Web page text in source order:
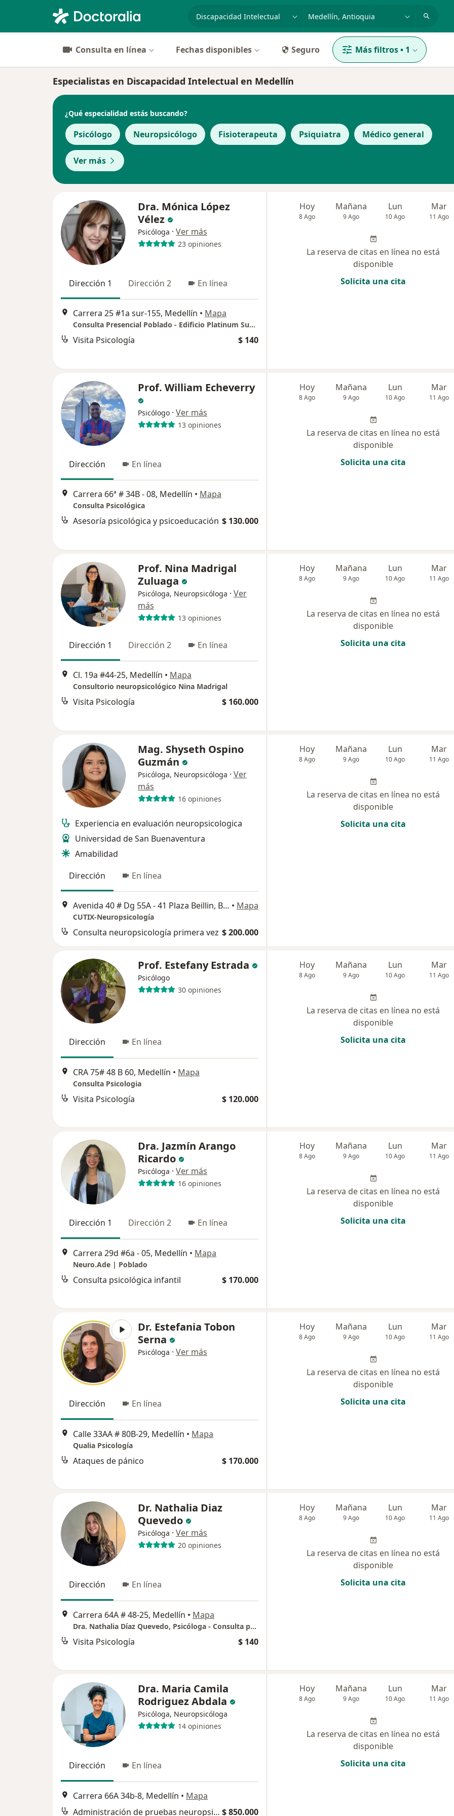
p. ej. Bogotá
Consulta en línea Fechas disponibles Seguro Más filtros• 1
Especialistas en Discapacidad Intelectual en Medellín
¿Qué especialidad estás buscando?
Psicólogo Neuropsicólogo Fisioterapeuta Psiquiatra Médico general
Ver más
Dra. Mónica López
Vélez
Psicóloga · Ver más
23 opiniones
Dirección 1 Dirección 2 En línea
Carrera 25 #1a sur-155, Medellín • Mapa
Consulta Presencial Poblado - Edificio Platinum Superior
Visita Psicología $ 140
Hoy
8 Ago
Mañana
9 Ago
Lun
10 Ago
Mar
11 Ago
La reserva de citas en línea no está
disponible
Solicita una cita
Prof. William Echeverry
Psicólogo · Ver más
13 opiniones
Dirección En línea
Carrera 66ª # 34B - 08, Medellín • Mapa
Consulta Psicológica
Asesoría psicológica y psicoeducación $ 130.000
Hoy
8 Ago
Mañana
9 Ago
Lun
10 Ago
Mar
11 Ago
La reserva de citas en línea no está
disponible
Solicita una cita
Prof. Nina Madrigal
Zuluaga
Psicóloga, Neuropsicóloga · Ver
más
13 opiniones
Dirección 1 Dirección 2 En línea
Cl. 19a #44-25, Medellín • Mapa
Consultorio neuropsicológico Nina Madrigal
Visita Psicología $ 160.000
Hoy
8 Ago
Mañana
9 Ago
Lun
10 Ago
Mar
11 Ago
La reserva de citas en línea no está
disponible
Solicita una cita
Mag. Shyseth Ospino
Guzmán
Psicóloga, Neuropsicóloga · Ver
más
16 opiniones
Experiencia en evaluación neuropsicologica
Universidad de San Buenaventura
Amabilidad
Dirección
En línea
Avenida 40 # Dg 55A - 41 Plaza Beillin, Bello • Mapa
CUTIX-Neuropsicología
Consulta neuropsicología primera vez $ 200.000
Hoy
8 Ago
Mañana
9 Ago
Lun
10 Ago
Mar
11 Ago
La reserva de citas en línea no está
disponible
Solicita una cita
Prof. Estefany Estrada
Psicólogo
30 opiniones
Dirección En línea
CRA 75# 48 B 60, Medellín • Mapa
Consulta Psicologia
Visita Psicología $ 120.000
Hoy
8 Ago
Mañana
9 Ago
Lun
10 Ago
Mar
11 Ago
La reserva de citas en línea no está
disponible
Solicita una cita
Dra. Jazmín Arango
Ricardo
Psicóloga · Ver más
16 opiniones
Dirección 1 Dirección 2 En línea
Carrera 29d #6a - 05, Medellín • Mapa
Neuro.Ade | Poblado
Consulta psicológica infantil $ 170.000
Hoy
8 Ago
Mañana
9 Ago
Lun
10 Ago
Mar
11 Ago
La reserva de citas en línea no está
disponible
Solicita una cita
Dr. Estefania Tobon
Serna
Psicóloga · Ver más
Dirección En línea
Calle 33AA # 80B-29, Medellín • Mapa
Qualia Psicología
Ataques de pánico $ 170.000
Hoy
8 Ago
Mañana
9 Ago
Lun
10 Ago
Mar
11 Ago
La reserva de citas en línea no está
disponible
Solicita una cita
Dr. Nathalia Diaz
Quevedo
Psicóloga · Ver más
20 opiniones
Dirección En línea
Carrera 64A # 48-25, Medellín • Mapa
Dra. Nathalia Díaz Quevedo, Psicóloga - Consulta presencial
Visita Psicología $ 140
Hoy
8 Ago
Mañana
9 Ago
Lun
10 Ago
Mar
11 Ago
La reserva de citas en línea no está
disponible
Solicita una cita
Dra. Maria Camila
Rodriguez Abdala
Psicóloga, Neuropsicóloga
14 opiniones
Dirección En línea
Carrera 66A 34b-8, Medellín • Mapa
Administración de pruebas neuropsicológicas $ 850.000
Hoy
8 Ago
Mañana
9 Ago
Lun
10 Ago
Mar
11 Ago
La reserva de citas en línea no está
disponible
Solicita una cita